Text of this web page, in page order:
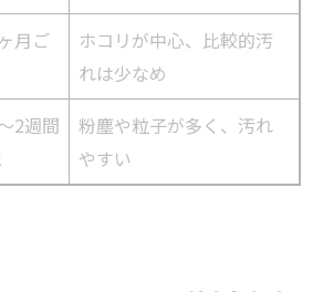
月ご
ホコリが中心、比較的汚
れは少なめ
2週間
粉塵や粒子が多く、汚れ
やすい